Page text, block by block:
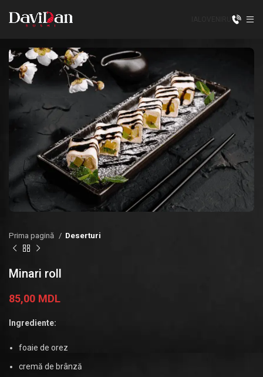
Prima pagină Deserturi
Minari roll
85,00 MDL
Ingrediente:
foaie de orez
cremă de brânză